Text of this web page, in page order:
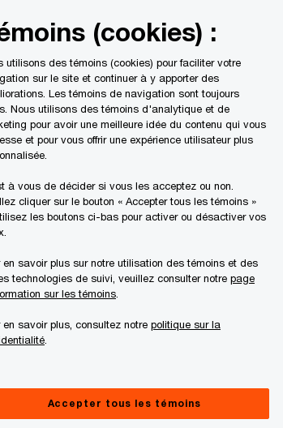
Recherche
les pouvoirs de vérification de l’ARC
(cookies) :
utilisons des témoins (cookies) pour faciliter votre
sur le site et continuer à y apporter des
Les témoins de navigation sont toujours
Nous utilisons des témoins d'analytique et de
pour avoir une meilleure idée du contenu qui vous
et pour vous offrir une expérience utilisateur plus
à vous de décider si vous les acceptez ou non.
cliquer sur le bouton « Accepter tous les témoins »
les boutons ci-bas pour activer ou désactiver vos
en savoir plus sur notre utilisation des témoins et des
technologies de suivi, veuillez consulter notre page
sur les témoins
en savoir plus, consultez notre politique sur la
Accepter tous les témoins